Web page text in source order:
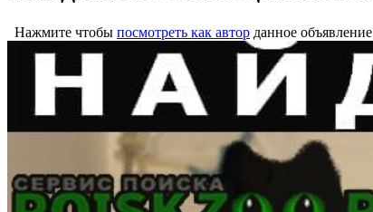
Нажмите чтобы посмотреть как автор данное объявление